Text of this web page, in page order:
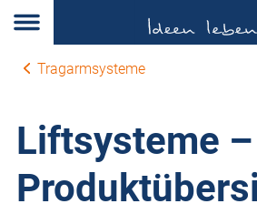
Tragarmsysteme
Liftsysteme –